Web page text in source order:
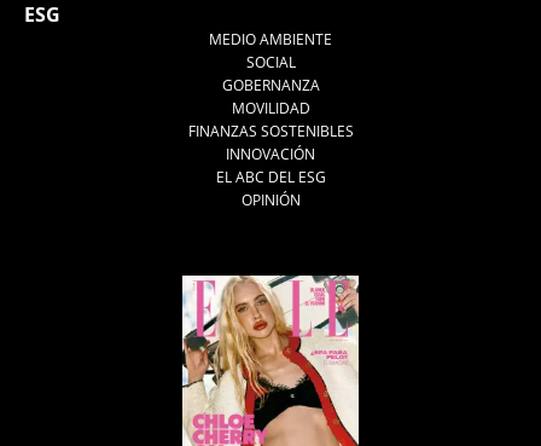
ESG
MEDIO AMBIENTE
SOCIAL
GOBERNANZA
MOVILIDAD
FINANZAS SOSTENIBLES
INNOVACIÓN
EL ABC DEL ESG
OPINIÓN